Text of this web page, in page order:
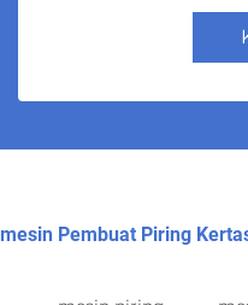
mesin Pembuat Piring